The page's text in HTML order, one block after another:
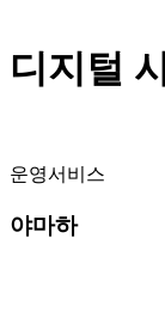
디지털
운영서비스
야마하